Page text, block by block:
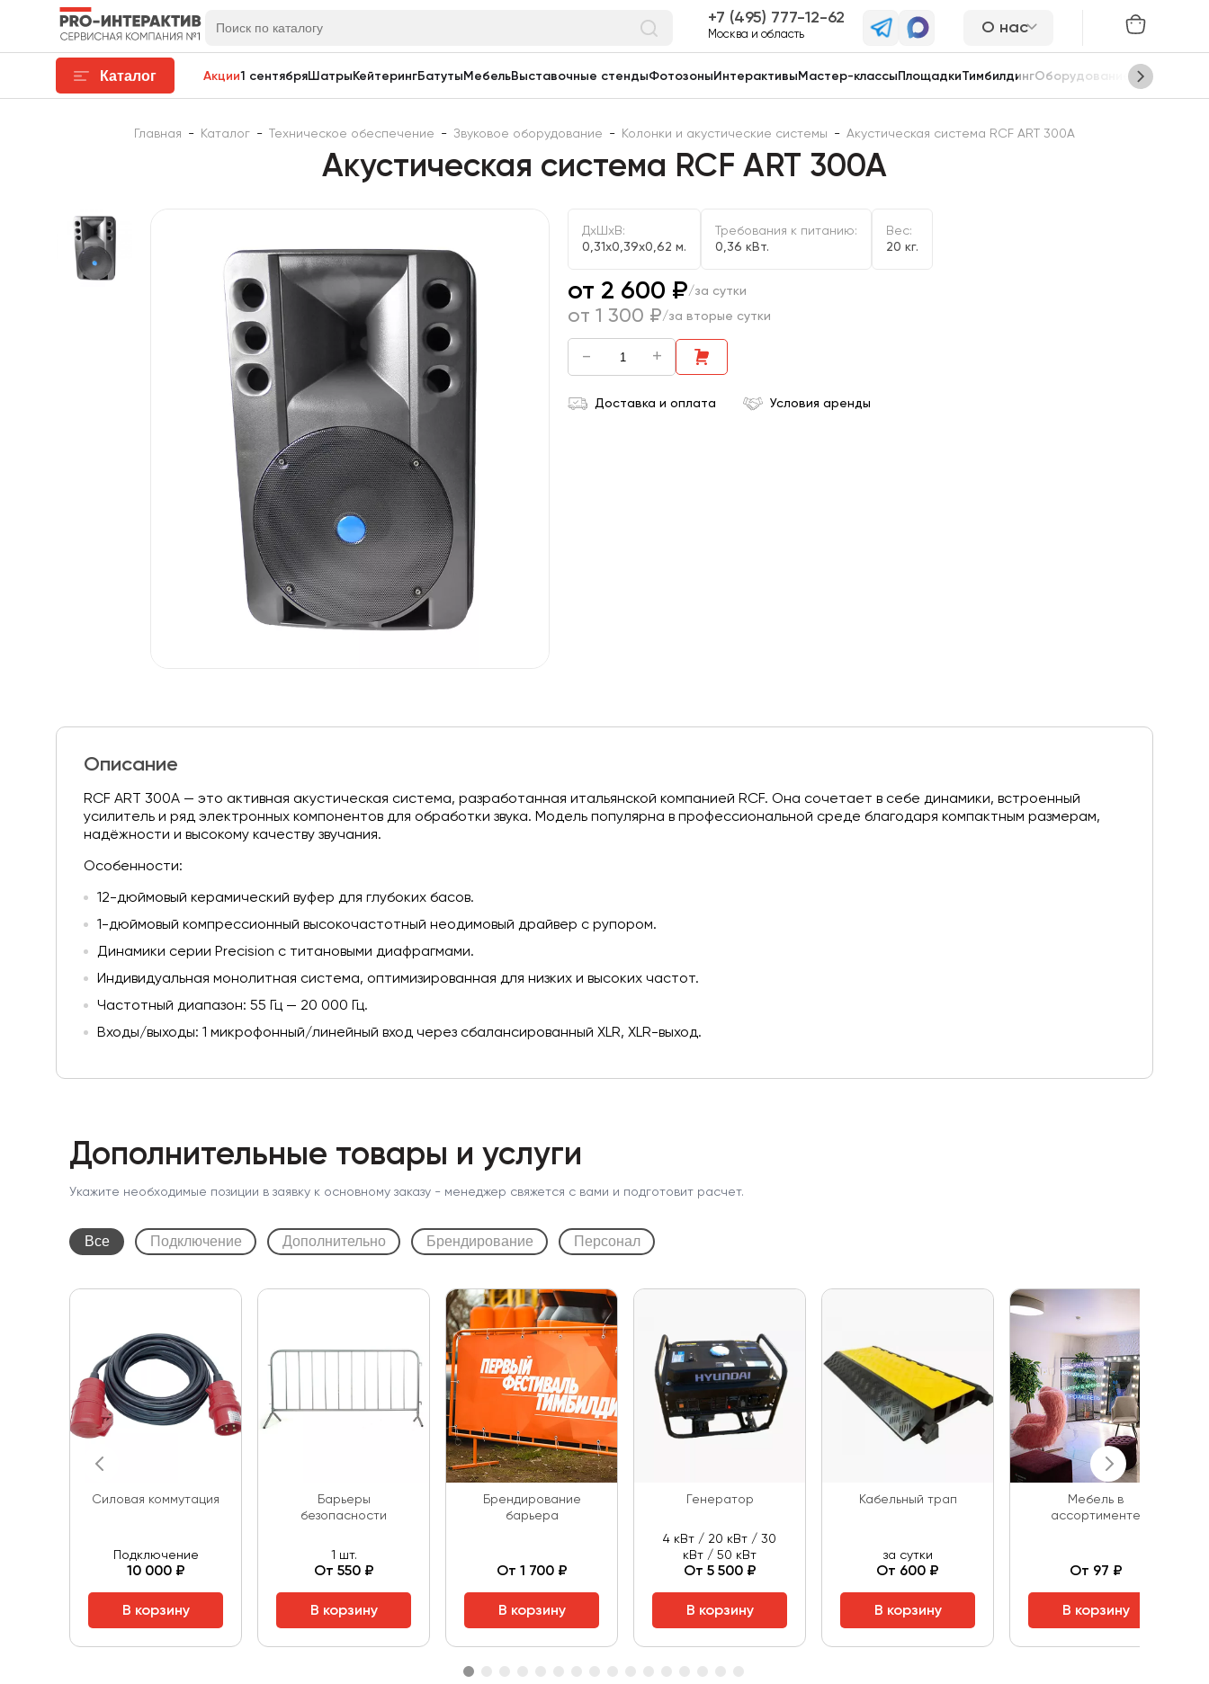
7 (495) 777-12-62
Москва и область О нас
Каталог Акции1 сентябряШатры КейтерингБатуты МебельВыставочные стендыФотозоны Интерактивы Мастер-классы ПлощадкиТимбилдингОборудование Сцены
Главная - Каталог - Техническое обеспечение - Звуковое оборудование - Колонки и акустические системы - Акустическая система RCF ART 300A
Акустическая система RCF ART 300A
ДxШxВ:
0,31x0,39x0,62 м.
Требования к питанию:
0,36 кВт.
Вес:
20 кг.
от 2 600 ₽/за сутки
от 1 300 ₽/за вторые сутки
- +
Доставка и оплата Условия аренды
Описание
RCF ART 300A — это активная акустическая система, разработанная итальянской компанией RCF. Она сочетает в себе динамики, встроенный
усилитель и ряд электронных компонентов для обработки звука. Модель популярна в профессиональной среде благодаря компактным размерам,
надёжности и высокому качеству звучания.
Особенности:
12-дюймовый керамический вуфер для глубоких басов.
1-дюймовый компрессионный высокочастотный неодимовый драйвер с рупором.
Динамики серии Precision с титановыми диафрагмами.
Индивидуальная монолитная система, оптимизированная для низких и высоких частот.
Частотный диапазон: 55 Гц — 20 000 Гц.
Входы/выходы: 1 микрофонный/линейный вход через сбалансированный XLR, XLR-выход.
Дополнительные товары и услуги
Укажите необходимые позиции в заявку к основному заказу - менеджер свяжется с вами и подготовит расчет.
Все Подключение Дополнительно Брендирование Персонал
Cиловая коммутация
Подключение
10 000 ₽
В корзину
Барьеры
безопасности
1 шт.
От 550 ₽
В корзину
Брендирование
барьера
От 1 700 ₽
В корзину
Генератор
4 кВт / 20 кВт / 30
кВт / 50 кВт
От 5 500 ₽
В корзину
Кабельный трап
за сутки
От 600 ₽
В корзину
Мебель в
ассортименте
От 97 ₽
В корзину